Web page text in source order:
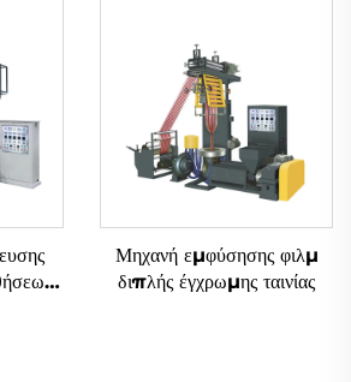
Μηχανή εμφύσησης φιλμ
διπλής έγχρωμης ταινίας